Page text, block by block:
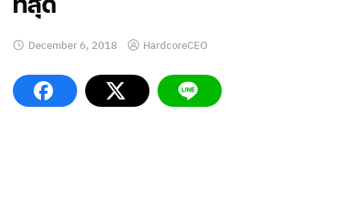
December 6, 2018 HardcoreCEO